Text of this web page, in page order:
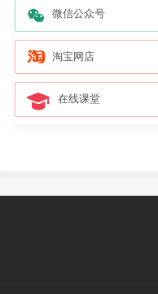
微信公众号
淘宝网店
在线课堂